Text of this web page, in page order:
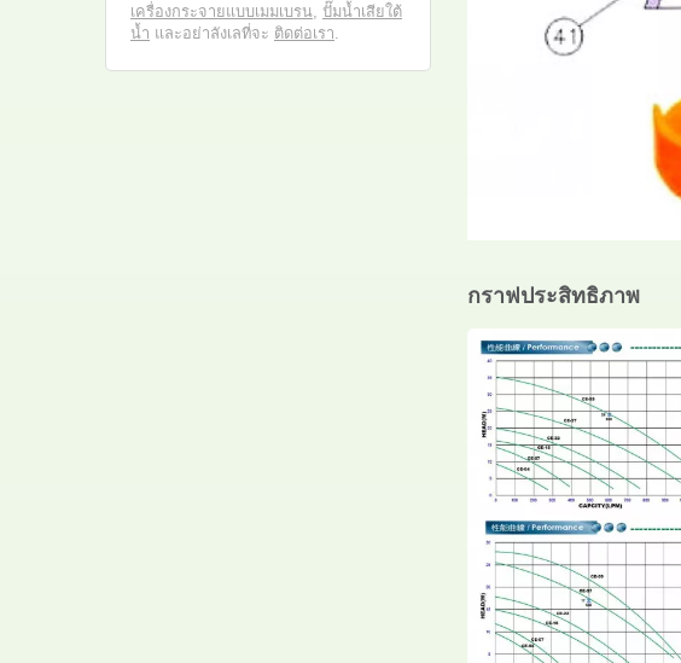
เครื่องกระจายแบบเมมเบรน, ปั๊มน้ำเสียใต้
น้ำ และอย่าลังเลที่จะ ติดต่อเรา.
กราฟประสิทธิภาพ